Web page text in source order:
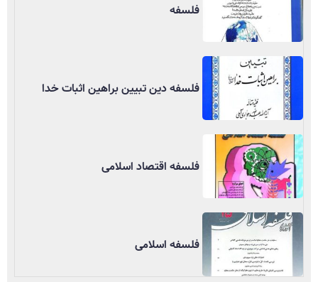
فلسفه
فلسفه دین تبیین براهین اثبات خدا
فلسفه اقتصاد اسلامی
فلسفه اسلامی